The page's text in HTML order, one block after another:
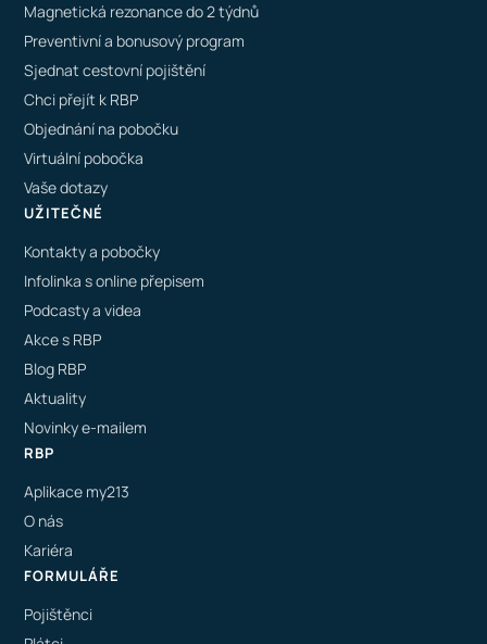
Magnetická rezonance do 2 týdnů
Preventivní a bonusový program
Sjednat cestovní pojištění
Chci přejít k RBP
Objednání na pobočku
Virtuální pobočka
Vaše dotazy
UŽITEČNÉ
Kontakty a pobočky
Infolinka s online přepisem
Podcasty a videa
Akce s RBP
Blog RBP
Aktuality
Novinky e-mailem
RBP
Aplikace my213
O nás
Kariéra
FORMULÁŘE
Pojištěnci